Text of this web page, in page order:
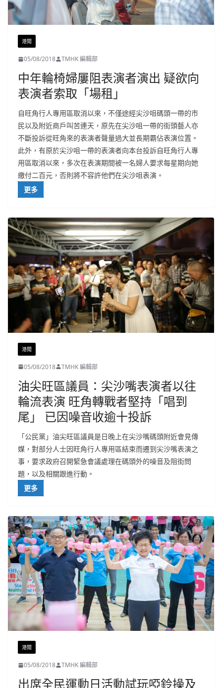
港聞
05/08/2018 TMHK 編輯部
中年輪椅婦屢阻表演者演出 疑欲向
表演者索取「場租」
自旺角行人專用區取消以來，不僅途經尖沙咀碼頭一帶的市
民以及附近商戶叫苦連天，原先在尖沙咀一帶的街頭藝人亦
不斷投訴從旺角來的表演者聲量過大並長期霸佔表演位置。
此外，有原於尖沙咀一帶的表演者向本台投訴自旺角行人專
用區取消以來，多次在表演期間被一名婦人要求每星期向她
繳付二百元，否則將不容許他們在尖沙咀表演。
更多
港聞
05/08/2018 TMHK 編輯部
油尖旺區議員：尖沙嘴表演者以往
輪流表演 旺角轉戰者堅持「唱到
尾」 已因噪音收逾十投訴
「公民黨」油尖旺區議員是日晚上在尖沙嘴碼頭附近會見傳
媒，對部分人士因旺角行人專用區結束而遷到尖沙嘴表演之
事，要求政府召開緊急會議處理在碼頭外的噪音及阻街問
題，以及相關跟進行動。
更多
港聞
05/08/2018 TMHK 編輯部
出席全民運動日活動試玩啞鈴操及